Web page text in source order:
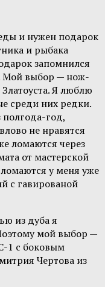
и нужен подарок
и рыбака
запомнился
Мой выбор — нож-
Я люблю
среди них редки.
полгода-год,
не нравятся
ломаются через
от мастерской
у меня уже
с гавированой
из дуба я
мой выбор —
1 с боковым
Чертова из